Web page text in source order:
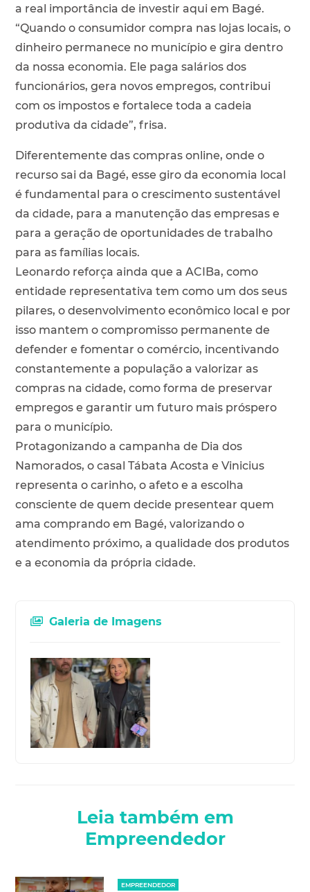
a real importância de investir aqui em Bagé.
“Quando o consumidor compra nas lojas locais, o
dinheiro permanece no município e gira dentro
da nossa economia. Ele paga salários dos
funcionários, gera novos empregos, contribui
com os impostos e fortalece toda a cadeia
produtiva da cidade”, frisa.
Diferentemente das compras online, onde o
recurso sai da Bagé, esse giro da economia local
é fundamental para o crescimento sustentável
da cidade, para a manutenção das empresas e
para a geração de oportunidades de trabalho
para as famílias locais.
Leonardo reforça ainda que a ACIBa, como
entidade representativa tem como um dos seus
pilares, o desenvolvimento econômico local e por
isso mantem o compromisso permanente de
defender e fomentar o comércio, incentivando
constantemente a população a valorizar as
compras na cidade, como forma de preservar
empregos e garantir um futuro mais próspero
para o município.
Protagonizando a campanha de Dia dos
Namorados, o casal Tábata Acosta e Vinicius
representa o carinho, o afeto e a escolha
consciente de quem decide presentear quem
ama comprando em Bagé, valorizando o
atendimento próximo, a qualidade dos produtos
e a economia da própria cidade.
Galeria de Imagens
Leia também em
Empreendedor
EMPREENDEDOR